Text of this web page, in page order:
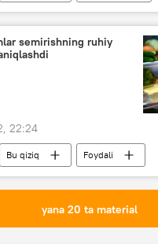
Doktor maslahati parhez
semirishning ruhiy
22:24
Bu qiziq
Foydali
Shifokorlar tavsiyasi
yana 20 ta material